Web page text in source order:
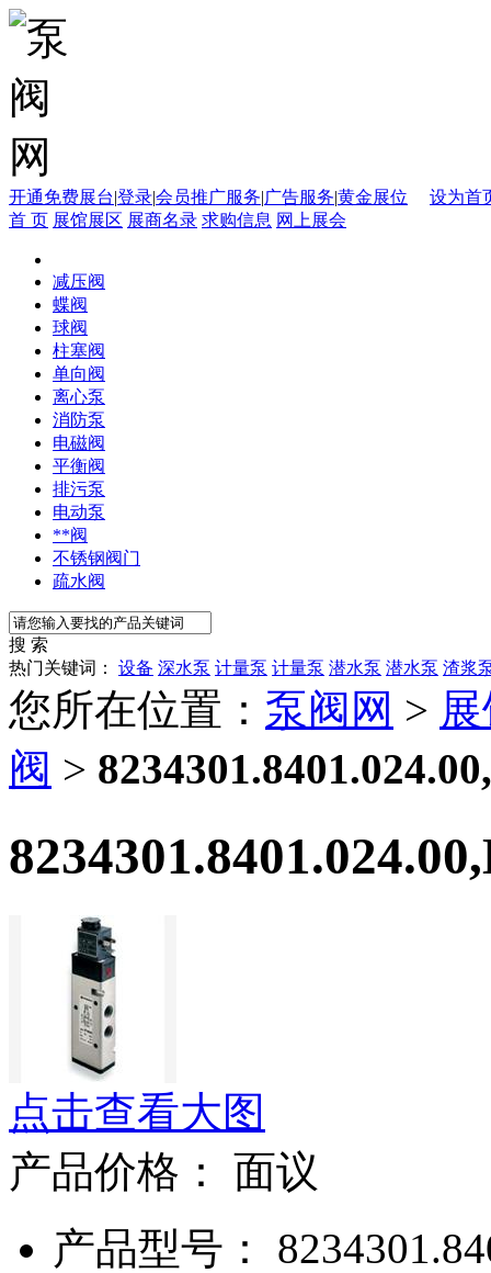
开通免费展台|登录|会员推广服务|广告服务|黄金展位
设为首
首 页 展馆展区 展商名录 求购信息 网上展会
减压阀
蝶阀
球阀
柱塞阀
单向阀
离心泵
消防泵
电磁阀
平衡阀
排污泵
电动泵
**阀
不锈钢阀门
疏水阀
搜 索
热门关键词： 设备 深水泵 计量泵 计量泵 潜水泵 潜水泵 渣浆
您所在位置： 泵阀网 >
阀 >
点击查看大图
产品价格： 面议
产品型号：